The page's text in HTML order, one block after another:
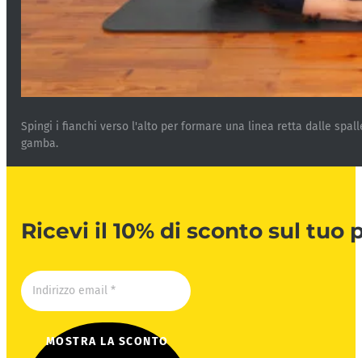
Spingi i fianchi verso l'alto per formare una linea retta dalle
gamba.
Ricevi il 10% di sconto sul tuo
MOSTRA LA SCONTO